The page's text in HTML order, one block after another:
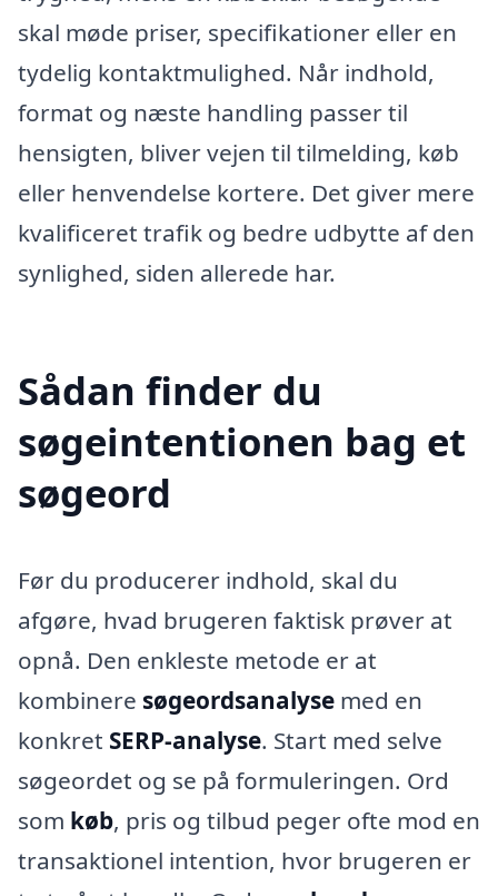
skal møde priser, specifikationer eller en
tydelig kontaktmulighed. Når indhold,
format og næste handling passer til
hensigten, bliver vejen til tilmelding, køb
eller henvendelse kortere. Det giver mere
kvalificeret trafik og bedre udbytte af den
synlighed, siden allerede har.
Sådan finder du
søgeintentionen bag et
søgeord
Før du producerer indhold, skal du
afgøre, hvad brugeren faktisk prøver at
opnå. Den enkleste metode er at
kombinere søgeordsanalyse med en
konkret SERP-analyse. Start med selve
søgeordet og se på formuleringen. Ord
som køb, pris og tilbud peger ofte mod en
transaktionel intention, hvor brugeren er